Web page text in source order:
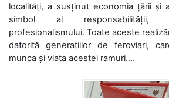
localități, a susținut economia țării și
simbol al responsabilității,
profesionalismului. Toate aceste
datorită generațiilor de feroviari,
munca și viața acestei ramuri....